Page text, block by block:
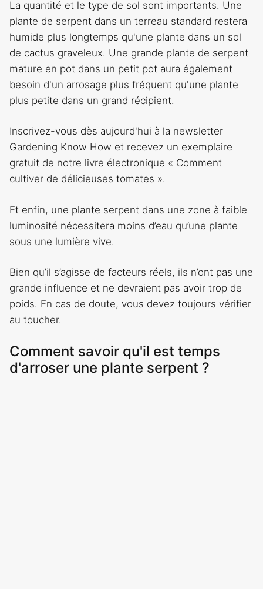
La quantité et le type de sol sont importants. Une
plante de serpent dans un terreau standard restera
humide plus longtemps qu'une plante dans un sol
de cactus graveleux. Une grande plante de serpent
mature en pot dans un petit pot aura également
besoin d'un arrosage plus fréquent qu'une plante
plus petite dans un grand récipient.
Inscrivez-vous dès aujourd'hui à la newsletter
Gardening Know How et recevez un exemplaire
gratuit de notre livre électronique « Comment
cultiver de délicieuses tomates ».
Et enfin, une plante serpent dans une zone à faible
luminosité nécessitera moins d’eau qu’une plante
sous une lumière vive.
Bien qu’il s’agisse de facteurs réels, ils n’ont pas une
grande influence et ne devraient pas avoir trop de
poids. En cas de doute, vous devez toujours vérifier
au toucher.
Comment savoir qu'il est temps
d'arroser une plante serpent ?